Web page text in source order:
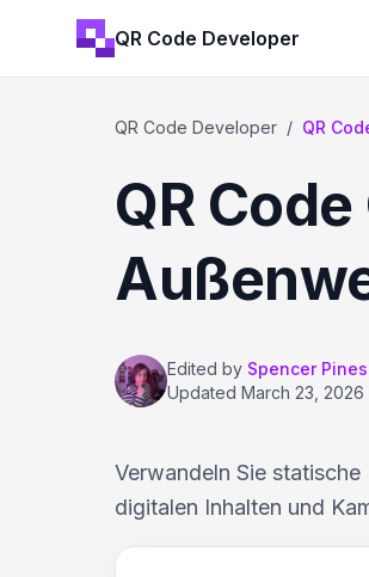
QR Code Developer
QR Code Developer / QR
QR
Edited by Spencer Pines
Updated March 23, 2026
Verwandeln Sie
digitalen Inhalten und